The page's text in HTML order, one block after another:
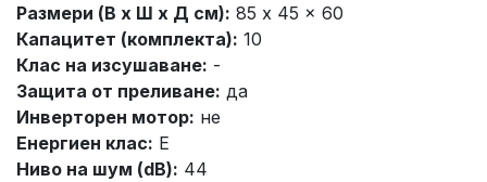
Размери (В x Ш x Д см): 85 x 45 x 60
Капацитет (комплекта): 10
Клас на изсушаване: -
Защита от преливане: да
Инверторен мотор: не
Енергиен клас: Е
Ниво на шум (dB): 44